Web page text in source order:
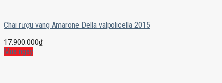
Chai rượu vang Amarone Della valpolicella 2015
17.900.000₫
Mua ngay